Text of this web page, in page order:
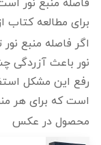
فاصله منبع نور
برای مطالعه کتاب
اگر فاصله منبع
نور باعث آزردگی
رفع این مشکل
است که برای هر
محصول در عکس